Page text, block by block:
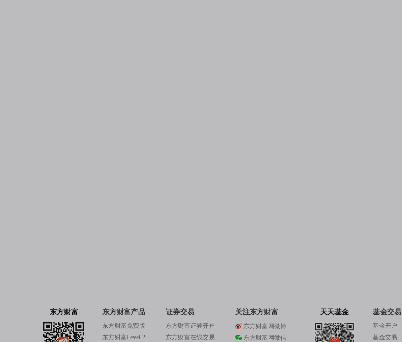
东方财富 东方财富产品
东方财富免费版
东方财富Level-2
证券交易
东方财富证券开户
东方财富在线交易
关注东方财富
东方财富网微博
东方财富网微信
天天基金 基金交易
基金开户
基金交易